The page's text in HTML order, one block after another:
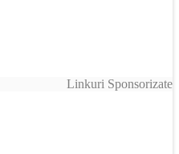
Linkuri Sponsorizate